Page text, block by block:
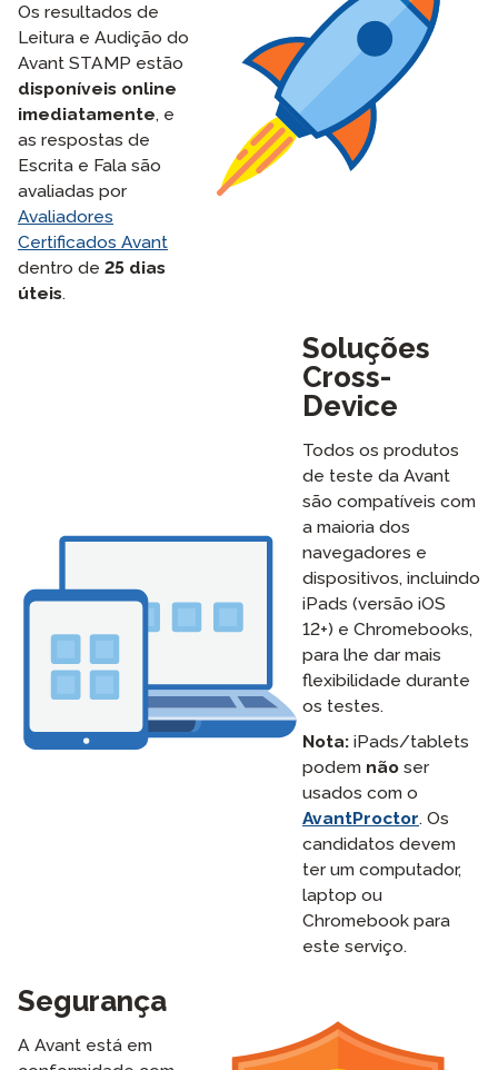
Os resultados de
Leitura e Audição do
Avant STAMP estão
disponíveis online
imediatamente, e
as respostas de
Escrita e Fala são
avaliadas por
Avaliadores
Certificados Avant
dentro de 25 dias
úteis.
Soluções
Cross-
Device
Todos os produtos
de teste da Avant
são compatíveis com
a maioria dos
navegadores e
dispositivos, incluindo
iPads (versão iOS
12+) e Chromebooks,
para lhe dar mais
flexibilidade durante
os testes.
Nota: iPads/tablets
podem não ser
usados com o
AvantProctor. Os
candidatos devem
ter um computador,
laptop ou
Chromebook para
este serviço.
Segurança
A Avant está em